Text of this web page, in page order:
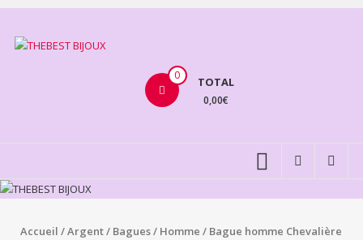
Aller
contenu
BIJOUX
0 TOTAL
0,00€
Accueil /Argent/ Bagues/ Homme / Bague homme Chevalière